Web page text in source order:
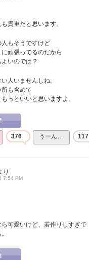
貴重だと思います。
人もそうですけど
頑張ってるのだから
いのでは？
人いませんしね。
も含めて
っといいと思いますよ。
376 うーん… 117
り
7:54 PM
ら可愛いけど、若作りしすぎで